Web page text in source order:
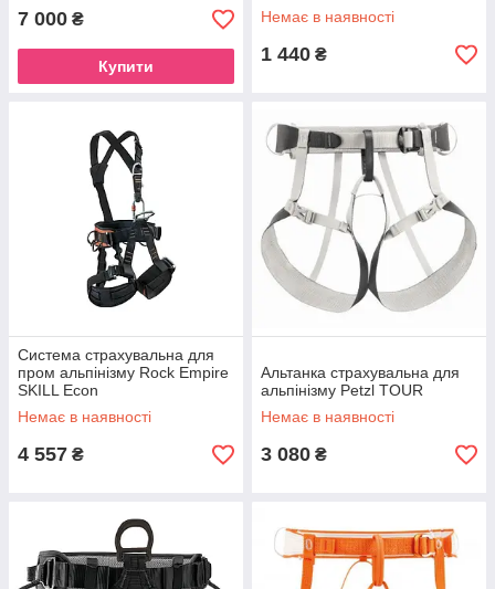
7 000 ₴
Купити
Немає в наявності
1 440 ₴
Система страхувальна для
пром альпінізму Rock Empire
SKILL Econ
Немає в наявності
4 557 ₴
Альтанка страхувальна для
альпінізму Petzl TOUR
Немає в наявності
3 080 ₴